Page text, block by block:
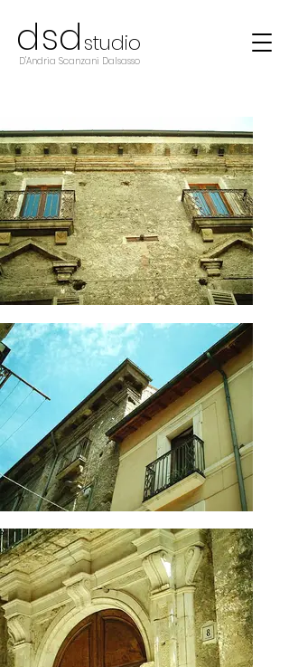
dsdstudio
D'Andria Scanzani Dalsasso